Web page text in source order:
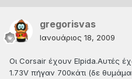
gregorisvas
Ιανουάριος 18, 2009
Οι Corsair έχουν Elpida.Αυτές
1.73V πήγαν 700κάτι (δε